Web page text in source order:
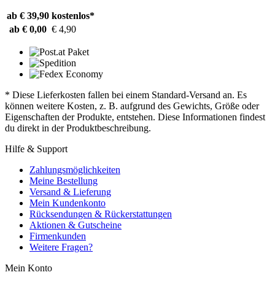
ab € 39,90 kostenlos*
ab € 0,00 € 4,90
* Diese Lieferkosten fallen bei einem Standard-Versand an. Es
können weitere Kosten, z. B. aufgrund des Gewichts, Größe oder
Eigenschaften der Produkte, entstehen. Diese Informationen findest
du direkt in der Produktbeschreibung.
Hilfe & Support
Zahlungsmöglichkeiten
Meine Bestellung
Versand & Lieferung
Mein Kundenkonto
Rücksendungen & Rückerstattungen
Aktionen & Gutscheine
Firmenkunden
Weitere Fragen?
Mein Konto